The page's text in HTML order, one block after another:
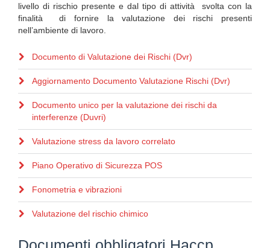
livello di rischio presente e dal tipo di attività svolta con la
finalità di fornire la valutazione dei rischi presenti
nell’ambiente di lavoro.
Documento di Valutazione dei Rischi (Dvr)
Aggiornamento Documento Valutazione Rischi (Dvr)
Documento unico per la valutazione dei rischi da
interferenze (Duvri)
Valutazione stress da lavoro correlato
Piano Operativo di Sicurezza POS
Fonometria e vibrazioni
Valutazione del rischio chimico